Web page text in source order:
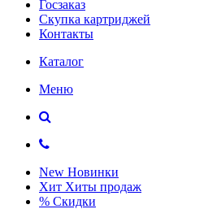
Госзаказ
Скупка картриджей
Контакты
Каталог
Меню
New Новинки
Хит Хиты продаж
% Скидки